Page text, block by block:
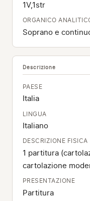
1V,1str
ORGANICO
Soprano e
Descrizione
PAESE
Italia
LINGUA
Italiano
DESCRIZIONE FISICA
1 partitura
cartolazione
PRESENTAZIONE
Partitura